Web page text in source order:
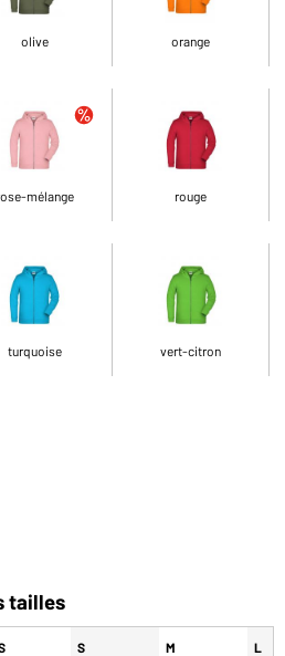
olive orange
mélange rouge
turquoise vert-citron
tailles
S M L